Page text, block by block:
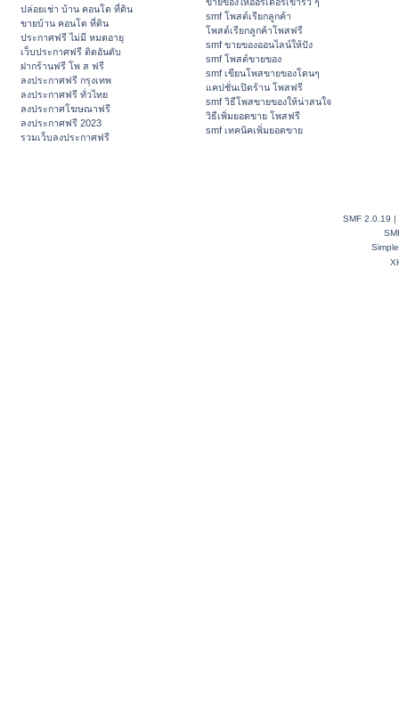
ปล่อยเช่า บ้าน คอนโด ที่ดิน
ขายบ้าน คอนโด ที่ดิน
ประกาศฟรี ไม่มี หมดอายุ
เว็บประกาศฟรี ติดอันดับ
ฝากร้านฟรี โพ ส ฟรี
ลงประกาศฟรี กรุงเทพ
ลงประกาศฟรี ทั่วไทย
ลงประกาศโฆษณาฟรี
ลงประกาศฟรี 2023
รวมเว็บลงประกาศฟรี
smf โพสต์เรียกลูกค้า
โพสต์เรียกลูกค้าโพสฟรี
smf ขายของออนไลน์ให้ปัง
smf โพสต์ขายของ
smf เขียนโพสขายของโดนๆ
แคปชั่นเปิดร้าน โพสฟรี
smf วิธีโพสขายของให้น่าสนใจ
วิธีเพิ่มยอดขาย โพสฟรี
smf เทคนิคเพิ่มยอดขาย
SMF 2.0.19 |